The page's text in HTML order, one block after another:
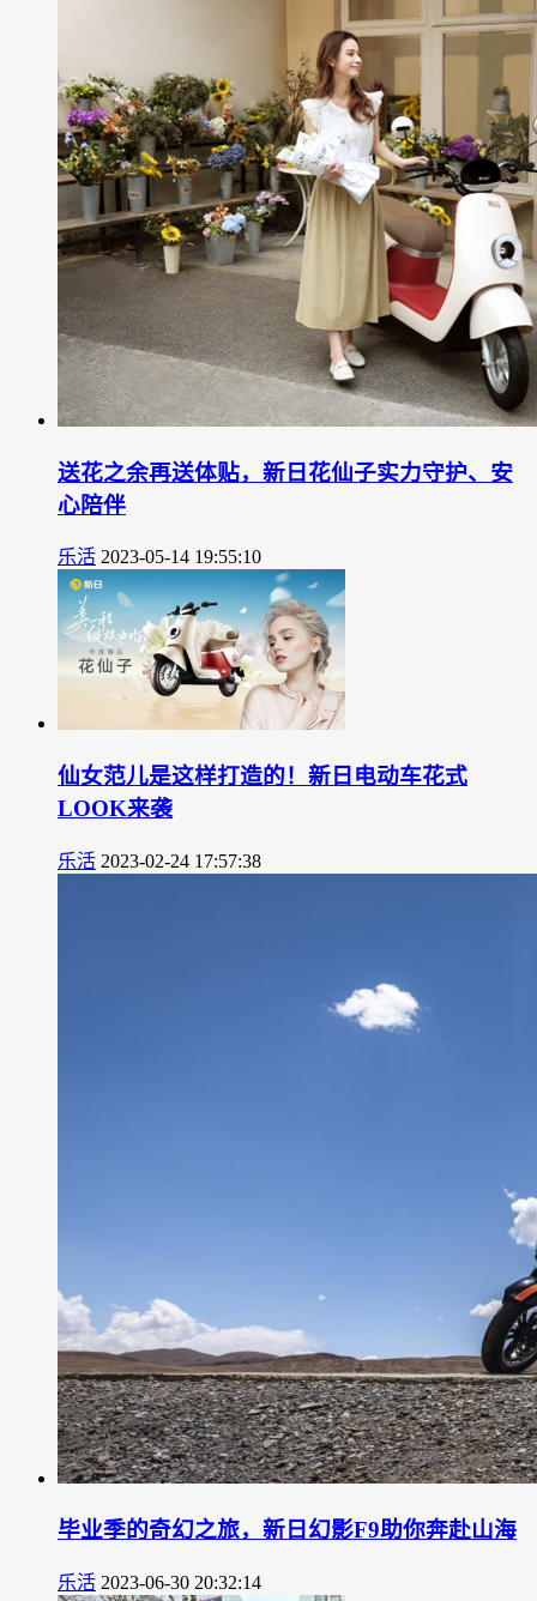
送花之余再送体贴，新日花仙子实力守护、安
心陪伴
乐活 2023-05-14 19:55:10
仙女范儿是这样打造的！新日电动车花式
LOOK来袭
乐活 2023-02-24 17:57:38
毕业季的奇幻之旅，新日幻影F9助你奔赴山海
乐活 2023-06-30 20:32:14